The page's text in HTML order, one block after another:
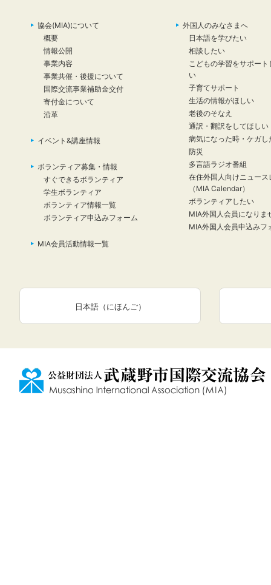
協会(MIA)について
概要
情報公開
事業内容
事業共催・後援について
国際交流事業補助金交付
寄付金について
沿革
イベント&講座情報
ボランティア募集・情報
すぐできるボランティア
学生ボランティア
ボランティア情報一覧
ボランティア申込みフォーム
MIA会員活動情報一覧
外国人のみなさまへ
日本語を学びたい
相談したい
こどもの学習をサポート
い
子育てサポート
生活の情報がほしい
老後のそなえ
通訳・翻訳をしてほしい
病気になった時・ケガし
防災
多言語ラジオ番組
在住外国人向けニュース
（MIA Calendar）
ボランティアしたい
MIA外国人会員になりま
MIA外国人会員申込みフ
日本語（にほんご）